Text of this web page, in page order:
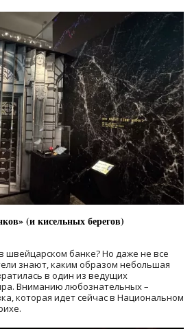
(и кисельных берегов)
швейцарском банке? Но даже не все
знают, каким образом небольшая
в один из ведущих
Вниманию любознательных –
которая идет сейчас в Национальном